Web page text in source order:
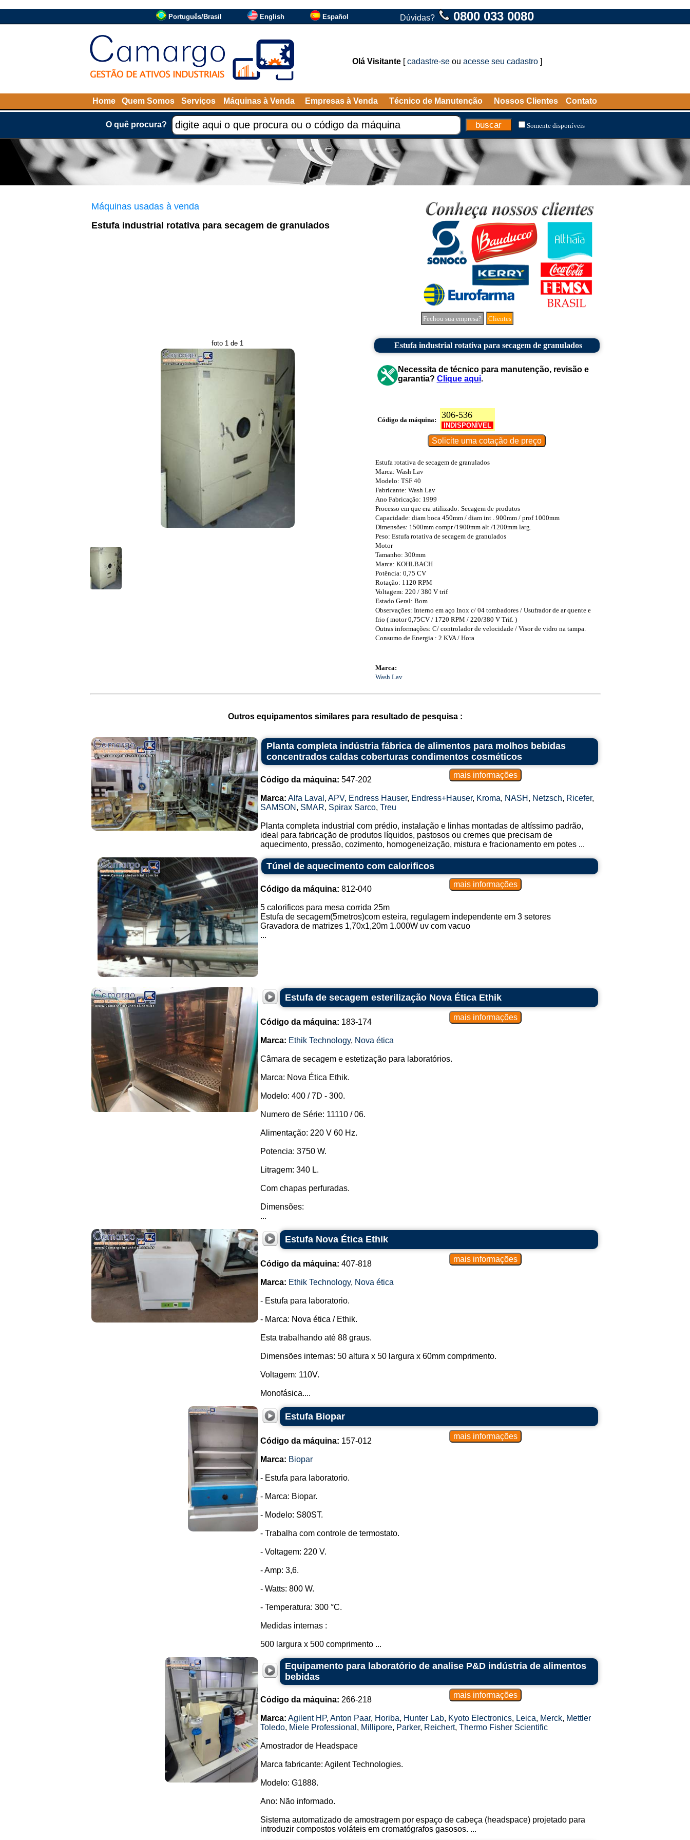
Português/Brasil English Español Dúvidas? 0800 033 0080
Olá Visitante [cadastre-se ou acesse seu cadastro ]
Home Quem Somos Serviços Máquinas à Venda Empresas à Venda Técnico de Manutenção Nossos Clientes Contato
O quê procura? Somente disponíveis
Máquinas usadas à venda
Estufa industrial rotativa para secagem de granulados
Fechou sua empresa? Clientes
foto 1 de 1 Estufa industrial rotativa para secagem de granulados
Necessita de técnico para manutenção, revisão e
garantia? Clique aqui.
Código da máquina: 306-536
INDISPONÍVEL
Estufa rotativa de secagem de granulados
Marca: Wash Lav
Modelo: TSF 40
Fabricante: Wash Lav
Ano Fabricação: 1999
Processo em que era utilizado: Secagem de produtos
Capacidade: diam boca 450mm / diam int . 900mm / prof 1000mm
Dimensões: 1500mm compr./1900mm alt./1200mm larg.
Peso: Estufa rotativa de secagem de granulados
Motor
Tamanho: 300mm
Marca: KOHLBACH
Potência: 0,75 CV
Rotação: 1120 RPM
Voltagem: 220 / 380 V trif
Estado Geral: Bom
Observações: Interno em aço Inox c/ 04 tombadores / Usufrador de ar quente e
frio ( motor 0,75CV / 1720 RPM / 220/380 V Trif. )
Outras informações: C/ controlador de velocidade / Visor de vidro na tampa.
Consumo de Energia : 2 KVA / Hora
Marca:
Wash Lav
Outros equipamentos similares para resultado de pesquisa :
Planta completa indústria fábrica de alimentos para molhos bebidas
concentrados caldas coberturas condimentos cosméticos
Código da máquina: 547-202
Marca: Alfa Laval , APV, Endress Hauser, Endress+Hauser, Kroma, NASH , Netzsch, Ricefer,
SAMSON , SMAR, Spirax Sarco, Treu
Planta completa industrial com prédio, instalação e linhas montadas de altíssimo padrão,
ideal para fabricação de produtos líquidos, pastosos ou cremes que precisam de
aquecimento, pressão, cozimento, homogeneização, mistura e fracionamento em potes ...
Túnel de aquecimento com calorificos
Código da máquina: 812-040
5 calorificos para mesa corrida 25m
Estufa de secagem(5metros)com esteira, regulagem independente em 3 setores
Gravadora de matrizes 1,70x1,20m 1.000W uv com vacuo
...
Estufa de secagem esterilização Nova Ética Ethik
Código da máquina: 183-174
Marca: Ethik Technology, Nova ética
Câmara de secagem e estetização para laboratórios.
Marca: Nova Ética Ethik.
Modelo: 400 / 7D - 300.
Numero de Série: 11110 / 06.
Alimentação: 220 V 60 Hz.
Potencia: 3750 W.
Litragem: 340 L.
Com chapas perfuradas.
Dimensões:
...
Estufa Nova Ética Ethik
Código da máquina: 407-818
Marca: Ethik Technology, Nova ética
- Estufa para laboratorio.
- Marca: Nova ética / Ethik.
Esta trabalhando até 88 graus.
Dimensões internas: 50 altura x 50 largura x 60mm comprimento.
Voltagem: 110V.
Monofásica....
Estufa Biopar
Código da máquina: 157-012
Marca: Biopar
- Estufa para laboratorio.
- Marca: Biopar.
- Modelo: S80ST.
- Trabalha com controle de termostato.
- Voltagem: 220 V.
- Amp: 3,6.
- Watts: 800 W.
- Temperatura: 300 °C.
Medidas internas :
500 largura x 500 comprimento ...
Equipamento para laboratório de analise P&D indústria de alimentos
bebidas
Código da máquina: 266-218
Marca: Agilent HP, Anton Paar, Horiba, Hunter Lab, Kyoto Electronics, Leica, Merck, Mettler
Toledo, Miele Professional , Millipore, Parker, Reichert, Thermo Fisher Scientific
Amostrador de Headspace
Marca fabricante: Agilent Technologies.
Modelo: G1888.
Ano: Não informado.
Sistema automatizado de amostragem por espaço de cabeça (headspace) projetado para
introduzir compostos voláteis em cromatógrafos gasosos. ...